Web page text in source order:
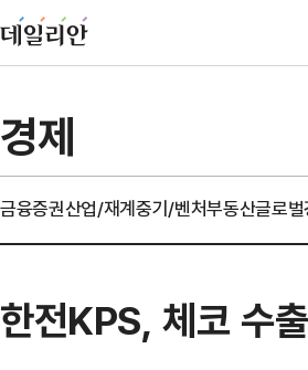
경제
금융증권산업/재계중기/벤처부동산글로
한전KPS, 체코 수